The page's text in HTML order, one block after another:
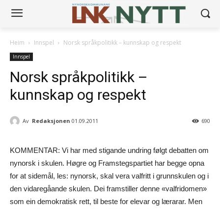
Heim Innspel Norsk språkpolitikk – kunnskap og respekt
Innspel
Norsk språkpolitikk –
kunnskap og respekt
Av Redaksjonen 01.09.2011 690
KOMMENTAR: Vi har med stigande undring følgt debatten om
nynorsk i skulen. Høgre og Framstegspartiet har begge opna
for at sidemål, les: nynorsk, skal vera valfritt i grunnskulen og i
den vidaregåande skulen. Dei framstiller denne «valfridomen»
som ein demokratisk rett, til beste for elevar og lærarar. Men